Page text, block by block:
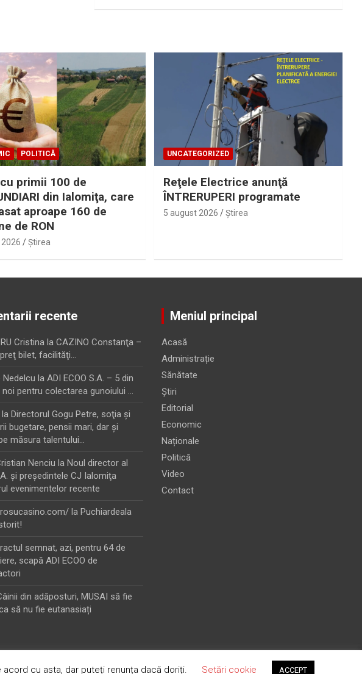
POLITICĂ
primii 100 de
din Ialomiţa, care
aproape 160 de
de RON
Ştirea
UNCATEGORIZED
Reţele Electrice anunţă
ÎNTRERUPERI programate
5 august 2026 Ştirea
recente
Cristina la CAZINO Constanţa –
bilet, facilităţi…
Nedelcu la ADI ECOO S.A. – 5 din
noi pentru colectarea gunoiului …
la Directorul Gogu Petre, soţia şi
bugetare, pensii mari, dar şi
măsura talentului…
Nenciu la Noul director al
şi preşedintele CJ Ialomiţa
evenimentelor recente
la Puchiardeala
semnat, azi, pentru 64 de
scapă ADI ECOO de
din adăposturi, MUSAI să fie
să nu fie eutanasiați
Meniul principal
Acasă
Administrație
Sănătate
Știri
Editorial
Economic
Naționale
Politică
Video
Contact
cu asta, dar puteți renunța dacă doriți. Setări cookie ACCEPT